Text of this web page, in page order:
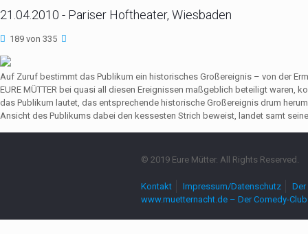
21.04.2010 - Pariser Hoftheater, Wiesbaden
189 von 335
Auf Zuruf bestimmt das Publikum ein historisches Großereignis – von der
EURE MÜTTER bei quasi all diesen Ereignissen maßgeblich beteiligt waren,
das Publikum lautet, das entsprechende historische Großereignis drum
Ansicht des Publikums dabei den kessesten Strich beweist, landet samt
© 2019 Eure Mütter. All Rights Reserved.
Kontakt Impressum/Datenschutz
www.muetternacht.de – Der Comedy-Club